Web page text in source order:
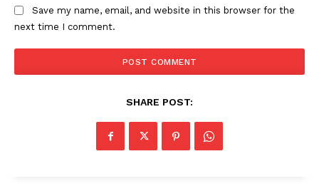
Save my name, email, and website in this browser for the
next time I comment.
SHARE POST: